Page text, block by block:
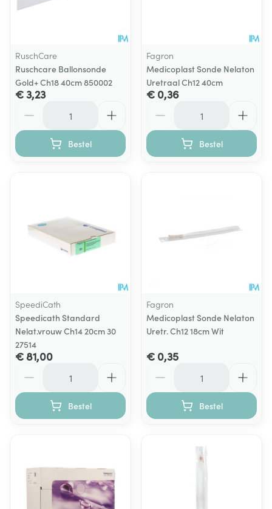
RuschCare
Ruschcare Ballonsonde
Gold+ Ch18 40cm 850002
€ 3,23
Bestel
Fagron
Medicoplast Sonde Nelaton
Uretraal Ch12 40cm
€ 0,36
Bestel
SpeediCath
Speedicath Standard
Nelat.vrouw Ch14 20cm 30
27514
€ 81,00
Bestel
Fagron
Medicoplast Sonde Nelaton
Uretr. Ch12 18cm Wit
€ 0,35
Bestel